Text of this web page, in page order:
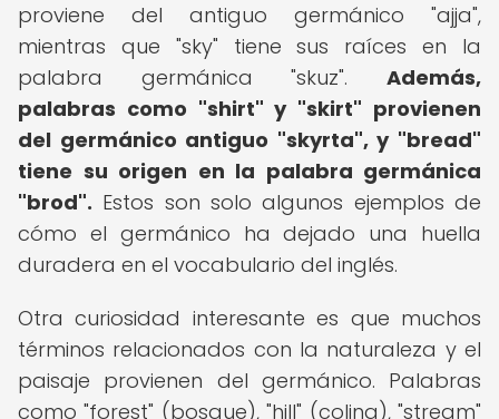
proviene del antiguo germánico "ajja",
mientras que "sky" tiene sus raíces en la
palabra germánica "skuz". Además,
palabras como "shirt" y "skirt" provienen
del germánico antiguo "skyrta", y "bread"
tiene su origen en la palabra germánica
"brod". Estos son solo algunos ejemplos de
cómo el germánico ha dejado una huella
duradera en el vocabulario del inglés.
Otra curiosidad interesante es que muchos
términos relacionados con la naturaleza y el
paisaje provienen del germánico. Palabras
como "forest" (bosque), "hill" (colina), "stream"